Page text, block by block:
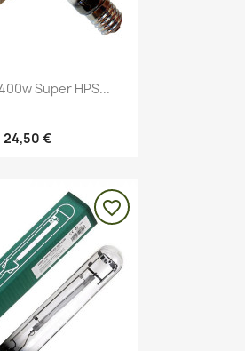
rápida
Super HPS...
24,50 €
favorite_border